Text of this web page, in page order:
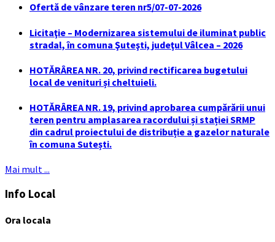
Ofertă de vânzare teren nr5/07-07-2026
Licitaţie – Modernizarea sistemului de iluminat public
stradal, în comuna Şuteşti, judeţul Vâlcea – 2026
HOTĂRÂREA NR. 20, privind rectificarea bugetului
local de venituri și cheltuieli.
HOTĂRÂREA NR. 19, privind aprobarea cumpărării unui
teren pentru amplasarea racordului și stației SRMP
din cadrul proiectului de distribuție a gazelor naturale
în comuna Sutești.
Mai mult ...
Info Local
Ora locala